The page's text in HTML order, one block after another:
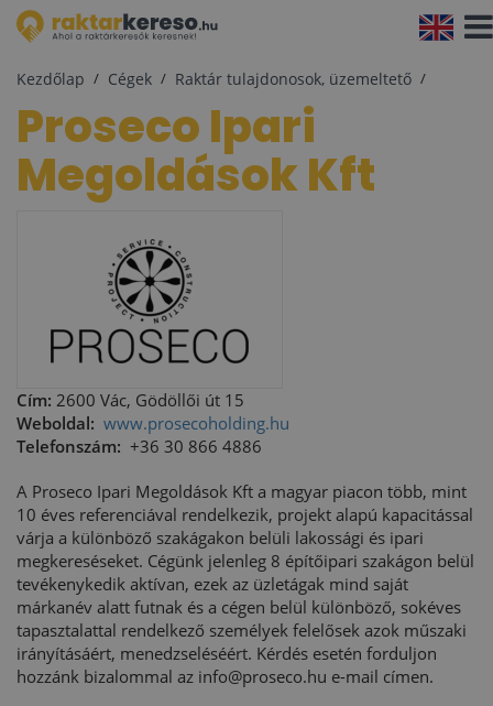
Kezdőlap Cégek Raktár tulajdonosok, üzemeltető
Proseco Ipari
Megoldások Kft
Cím: 2600 Vác, Gödöllői út 15
Weboldal: www.prosecoholding.hu
Telefonszám: +36 30 866 4886
A Proseco Ipari Megoldások Kft a magyar piacon több, mint
10 éves referenciával rendelkezik, projekt alapú kapacitással
várja a különböző szakágakon belüli lakossági és ipari
megkereséseket. Cégünk jelenleg 8 építőipari szakágon belül
tevékenykedik aktívan, ezek az üzletágak mind saját
márkanév alatt futnak és a cégen belül különböző, sokéves
tapasztalattal rendelkező személyek felelősek azok műszaki
irányításáért, menedzseléséért. Kérdés esetén forduljon
hozzánk bizalommal az info@proseco.hu e-mail címen.